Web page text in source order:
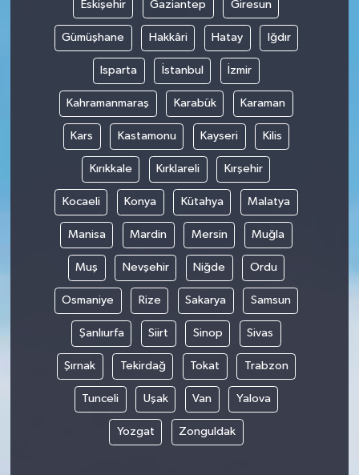
Eskişehir Gaziantep Giresun
Gümüşhane Hakkâri Hatay Iğdır
Isparta İstanbul İzmir
Kahramanmaraş Karabük Karaman
Kars Kastamonu Kayseri Kilis
Kırıkkale Kırklareli Kırşehir
Kocaeli Konya Kütahya Malatya
Manisa Mardin Mersin Muğla
Muş Nevşehir Niğde Ordu
Osmaniye Rize Sakarya Samsun
Şanlıurfa Siirt Sinop Sivas
Şırnak Tekirdağ Tokat Trabzon
Tunceli Uşak Van Yalova
Yozgat Zonguldak